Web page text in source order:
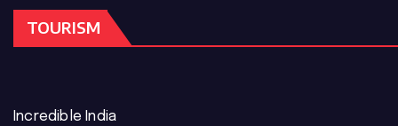
TOURISM
Incredible India